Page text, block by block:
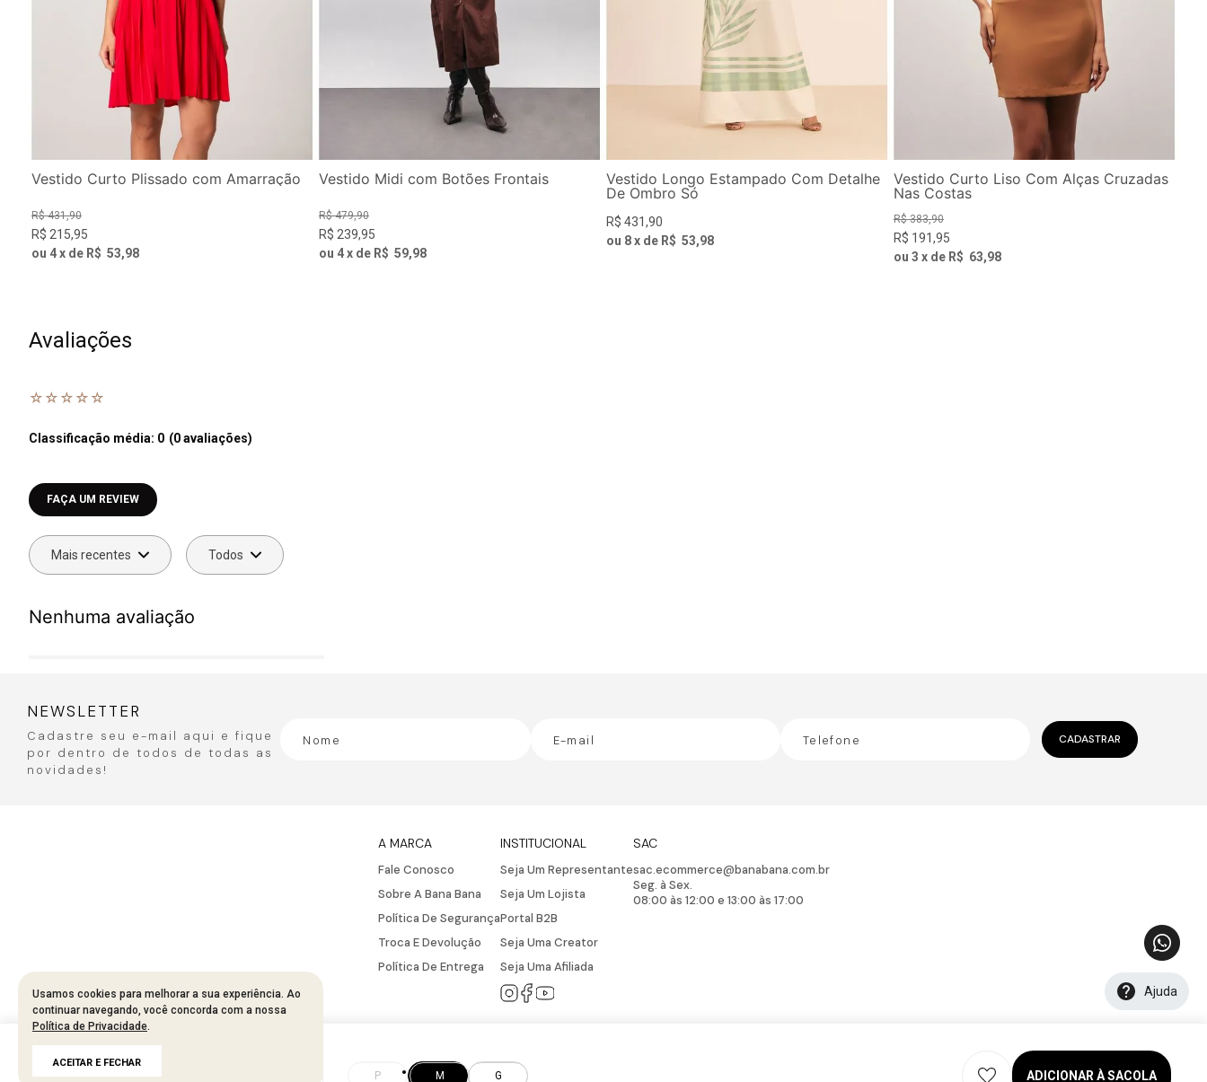
Ajuda
R$ 227,95 R$455
P M G ADICIONAR À SACOLA
Vestido Curto Plissado com Amarração
R$ 431,90
R$ 215,95
ou 4x de R$ 53,98
Vestido Midi com Botões Frontais
R$ 479,90
R$ 239,95
ou 4x de R$ 59,98
Vestido Longo Estampado Com Detalhe
De Ombro Só
R$ 431,90
ou 8x de R$ 53,98
Vestido Curto Liso Com Alças Cruzadas
Nas Costas
R$ 383,90
R$ 191,95
ou 3 x de R$ 63,98
Avaliações
☆ ☆ ☆ ☆ ☆
Classificação média: 0 (0 avaliações)
Faça login para escrever uma avaliação.
Mais recentes Todos
Nenhuma avaliação
Usamos cookies para melhorar a sua experiência. Ao
continuar navegando, você concorda com a nossa
Política de Privacidade.
ACEITAR E FECHAR
NEWSLETTER
Cadastre seu e-mail aqui e fique
por dentro de todos de todas as
novidades!
CADASTRAR
A MARCA
Fale Conosco
Sobre A Bana Bana
Política De Segurança
Troca E Devolução
Política De Entrega
INSTITUCIONAL
Seja Um Representante
Seja Um Lojista
Portal B2B
Seja Uma Creator
Seja Uma Afiliada
SAC
sac.ecommerce@banabana.com.br
Seg. à Sex.
08:00 às 12:00 e 13:00 às 17:00
Developed by